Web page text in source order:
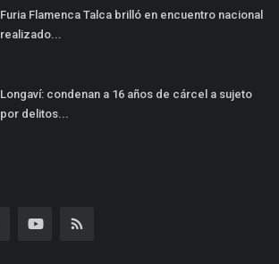
Furia Flamenca Talca brilló en encuentro nacional
realizado...
Longaví: condenan a 16 años de cárcel a sujeto
por delitos...